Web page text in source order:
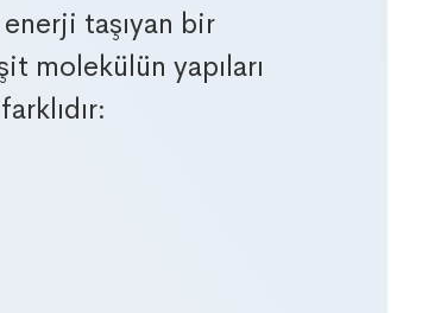
taşıyan bir
molekülün yapıları